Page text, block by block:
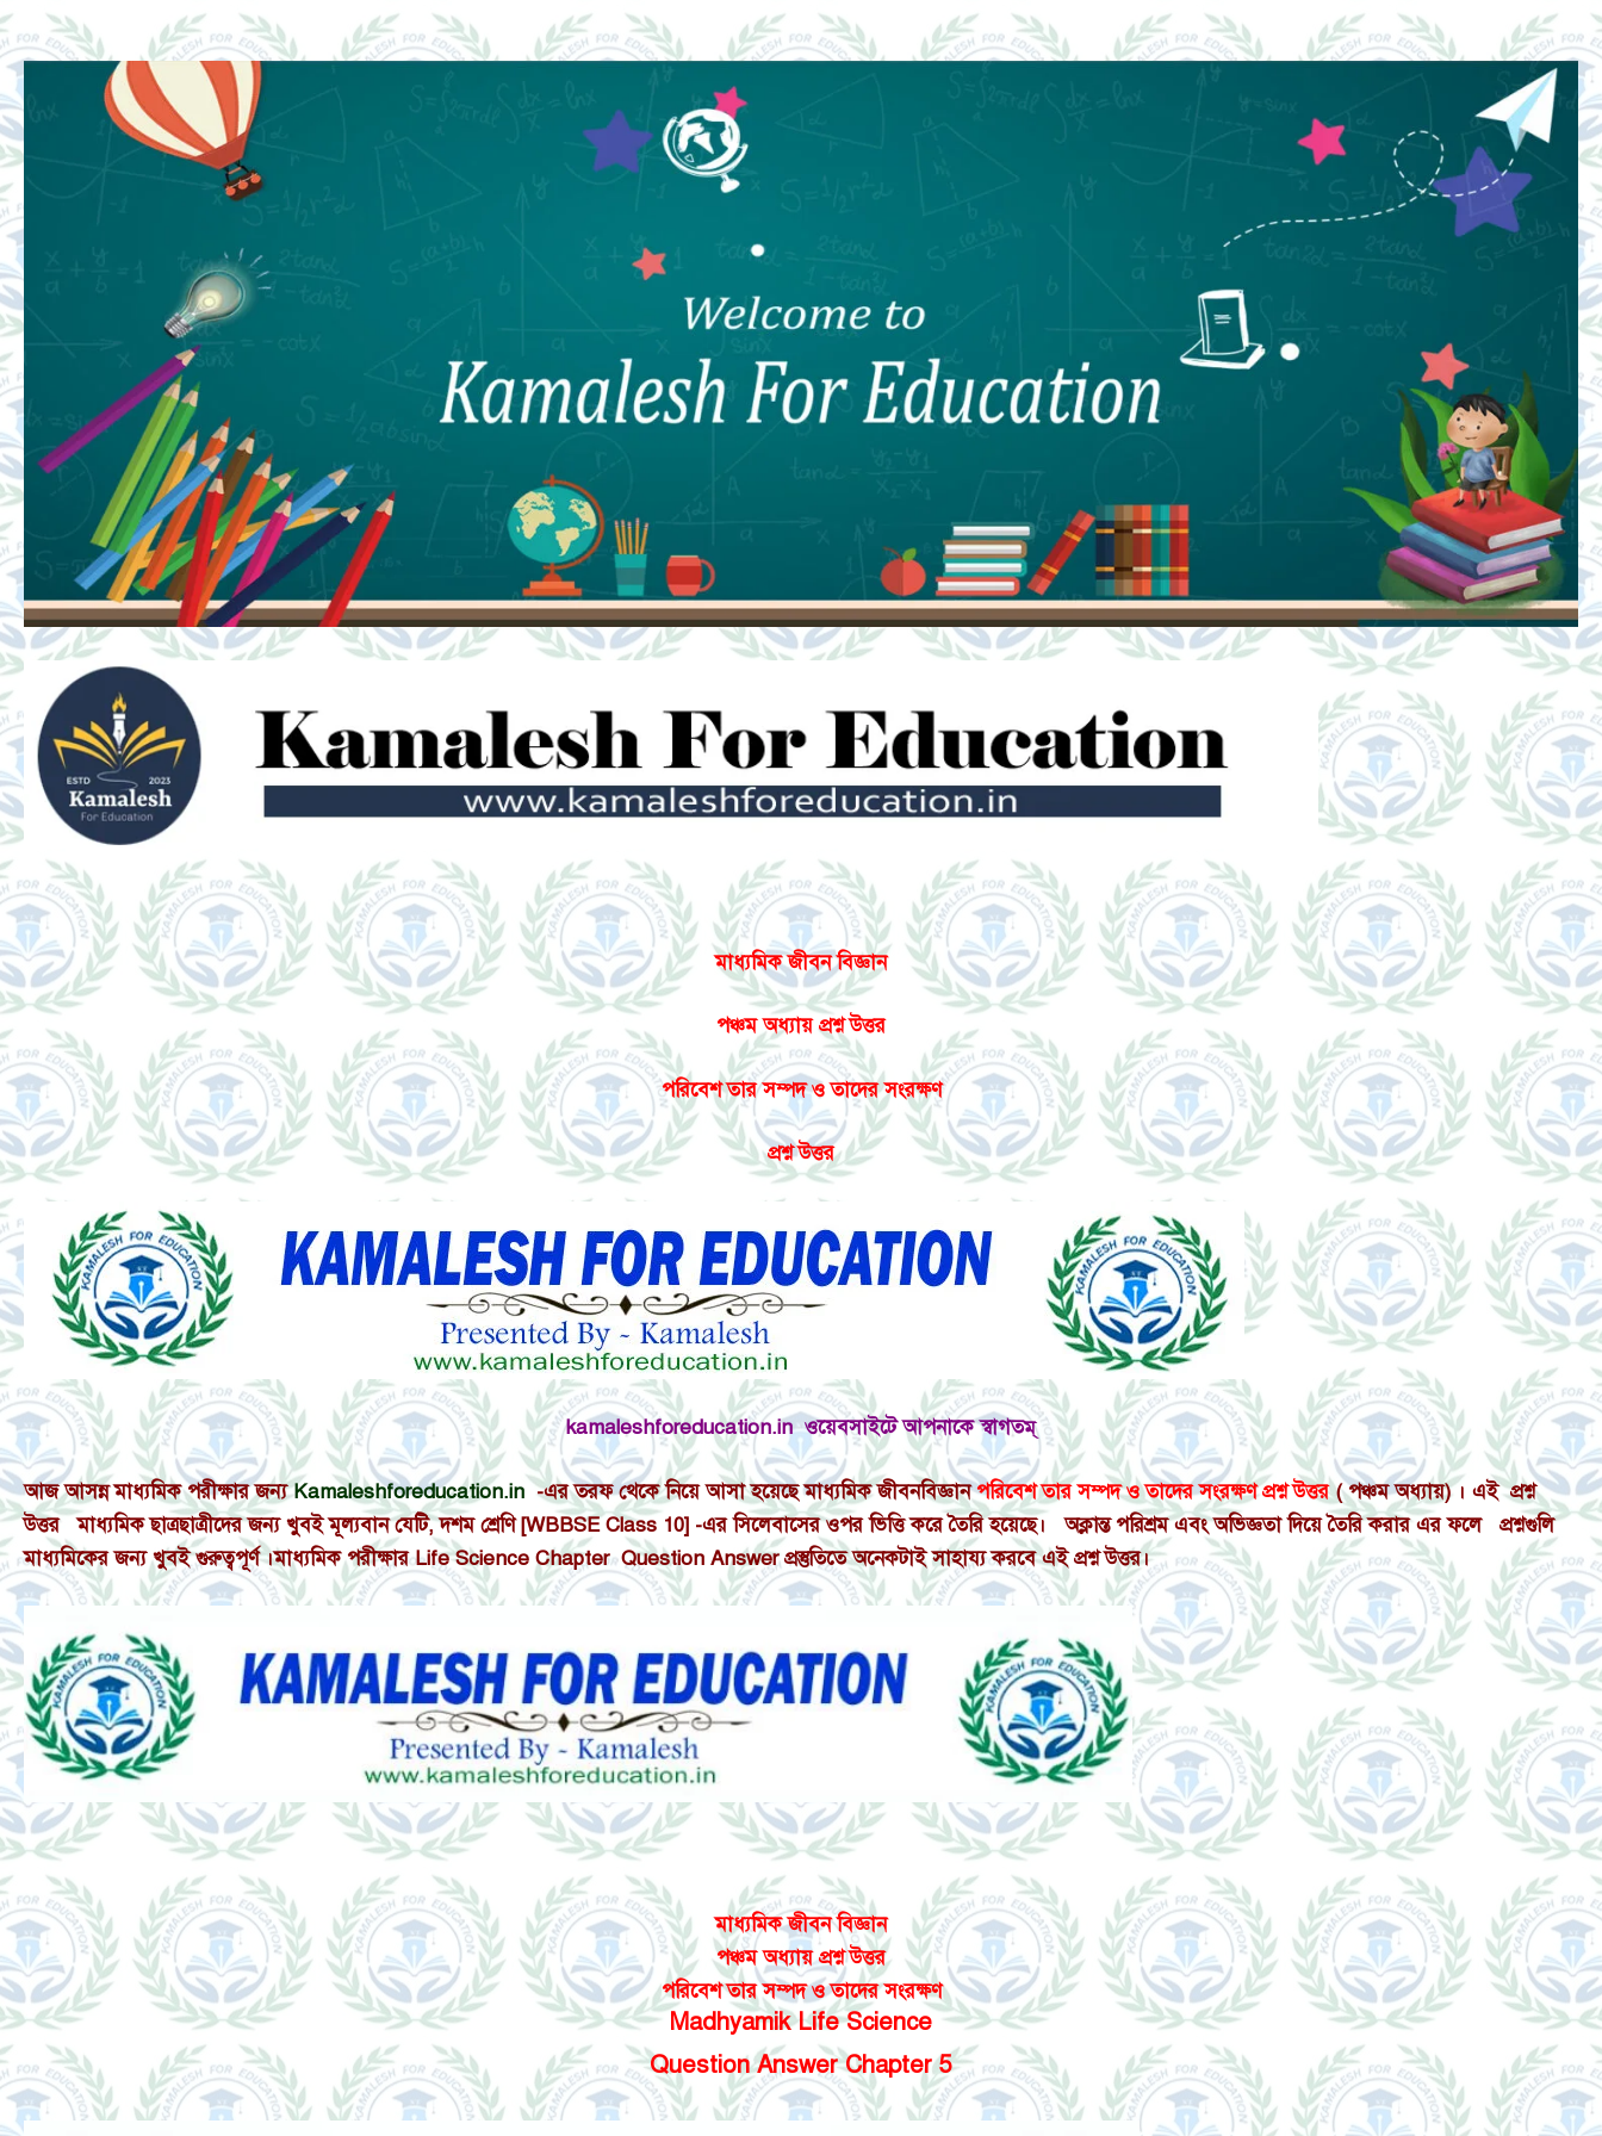
মাধ্যমিক জীবন বিজ্ঞান
পঞ্চম অধ্যায় প্রশ্ন উত্তর
পরিবেশ তার সম্পদ ও তাদের সংরক্ষণ
প্রশ্ন উত্তর
kamaleshforeducation.in ওয়েবসাইটে আপনাকে স্বাগতম্
আজ আসন্ন মাধ্যমিক পরীক্ষার জন্যKamaleshforeducation.in -এর তরফ থেকে নিয়ে আসা হয়েছে মাধ্যমিক জীবনবিজ্ঞানপরিবেশ তার সম্পদ ও তাদের সংরক্ষণ প্রশ্ন উত্তর( পঞ্চম অধ্যায়) । এই প্রশ্ন
উত্তর মাধ্যমিক ছাত্রছাত্রীদের জন্য খুবই মূল্যবান যেটি, দশম শ্রেণি [WBBSE Class 10] -এর সিলেবাসের ওপর ভিত্তি করে তৈরি হয়েছে। অক্লান্ত পরিশ্রম এবং অভিজ্ঞতা দিয়ে তৈরি করার এর ফলে প্রশ্নগুলি
মাধ্যমিকের জন্য খুবই গুরুত্বপূর্ণ ।মাধ্যমিক পরীক্ষার Life Science Chapter Question Answer প্রস্তুতিতে অনেকটাই সাহায্য করবে এইপ্রশ্ন উত্তর।
মাধ্যমিক জীবন বিজ্ঞান
পঞ্চম অধ্যায় প্রশ্ন উত্তর
পরিবেশ তার সম্পদ ও তাদের সংরক্ষণ
Madhyamik Life Science
Question Answer Chapter 5